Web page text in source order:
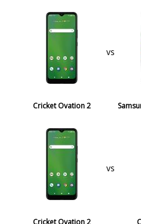
Cricket Ovation 2
vs
Cricket Ovation 2
vs